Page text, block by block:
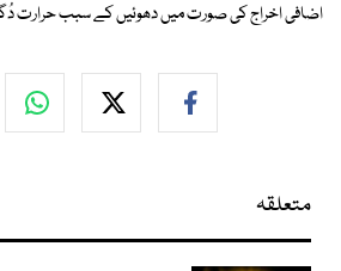
اضافی اخراج کی صورت میں دھوئیں کے سبب حرارت
متعلقہ